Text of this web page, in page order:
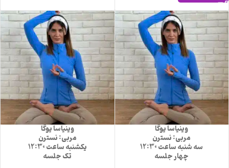
وینیاسا یوگا
مربی: نسترن
سه شنبه ساعت 12:30
چهار جلسه
وینیاسا یوگا
مربی: نسترن
یکشنبه ساعت 12:30
تک جلسه